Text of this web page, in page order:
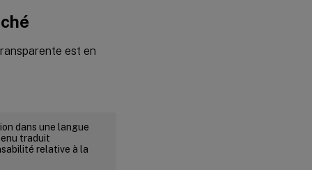
est en
dans une langue
traduit
relative à la